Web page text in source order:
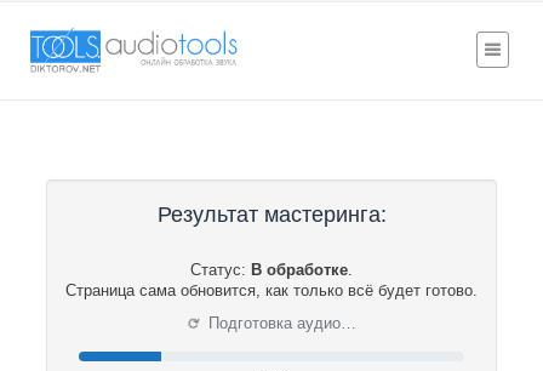
Результат мастеринга:
Статус: В обработке.
Страница сама обновится, как только всё будет готово.
⟳ Подготовка аудио…